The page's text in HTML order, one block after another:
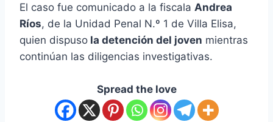
El caso fue comunicado a la fiscala Andrea
Ríos, de la Unidad Penal N.º 1 de Villa Elisa,
quien dispuso la detención del joven mientras
continúan las diligencias investigativas.
Spread the love